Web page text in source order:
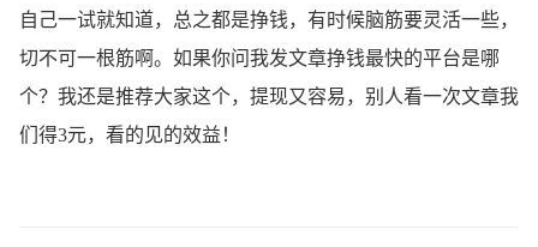
自己一试就知道，总之都是挣钱，有时候脑筋要灵活一些，
切不可一根筋啊。如果你问我发文章挣钱最快的平台是哪
个？我还是推荐大家这个，提现又容易，别人看一次文章我
们得3元，看的见的效益！